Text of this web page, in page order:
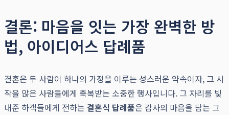
결론: 마음을 잇는 가장 완벽한 방
법, 아이디어스 답례품
결혼은 두 사람이 하나의 가정을 이루는 성스러운 약속이자, 그 시
작을 많은 사람들에게 축복받는 소중한 행사입니다. 그 자리를 빛
내준 하객들에게 전하는 결혼식 답례품은 감사의 마음을 담는 그